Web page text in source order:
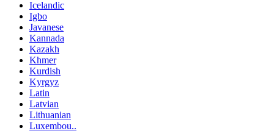
Icelandic
Igbo
Javanese
Kannada
Kazakh
Khmer
Kurdish
Kyrgyz
Latin
Latvian
Lithuanian
Luxembou..